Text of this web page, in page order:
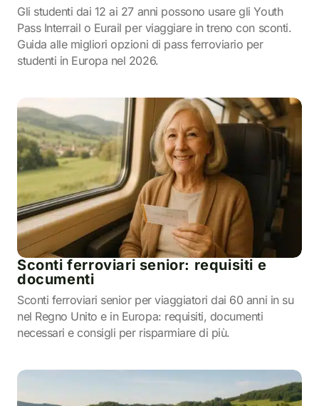
Gli studenti dai 12 ai 27 anni possono usare gli Youth
Pass Interrail o Eurail per viaggiare in treno con sconti.
Guida alle migliori opzioni di pass ferroviario per
studenti in Europa nel 2026.
Sconti ferroviari senior: requisiti e
documenti
Sconti ferroviari senior per viaggiatori dai 60 anni in su
nel Regno Unito e in Europa: requisiti, documenti
necessari e consigli per risparmiare di più.